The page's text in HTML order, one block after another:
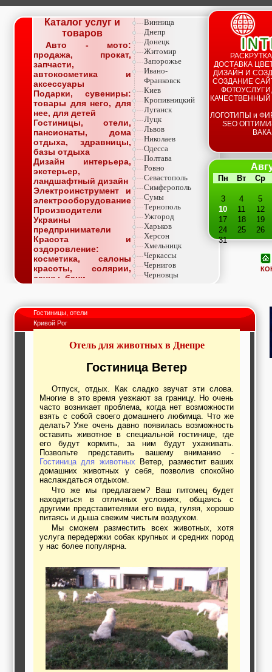
Каталог услуг и
товаров
Авто - мото:
продажа, прокат,
запчасти,
автокосметика и
аксессуары
Подарки, сувениры:
товары для него, для
нее, для детей
Гостиницы, отели,
пансионаты, дома
отдыха, здравницы,
базы отдыха
Дизайн интерьера,
экстерьер,
ландшафтный дизайн
Электроинструмент и
электрооборудование
Производители
Украины
предприниматели
Красота и
оздоровление:
косметика, салоны
красоты, солярии,
сауны, бани
продажа, съем
Окна, стекло,
витражи, входные
светопразрачные
Образование и наука,
тренинги, семинары,
повышение
квалификации
Промышленное
оборудование:
заводы, предприятия,
фабрики, легкая
промышленность,
металлургия
Развлечения и
активный отдых:
спортклубы, фитнес,
бильярд, боулинг,
кино, спорттовары,
экстим
Строительство и
ремонт: проектные
работы,
отделочные
материалы,
строительные
машины и техника,
все для
коммуникаций
Туризм, отдых,
путешествия,
авиакомпании, ж/д
перевозки,
пансионаты, отели,
Винница
Днепр
Донецк
Житомир
Запорожье
Ивано-
Франковск
Киев
Кропивницкий
Луганск
Луцк
Львов
Николаев
Одесса
Полтава
Ровно
Севастополь
Симферополь
Сумы
Тернополь
Ужгород
Харьков
Херсон
Хмельницк
Черкассы
Чернигов
Черновцы
ДОСТАВКА
ДИЗАЙН И
СОЗДАНИЕ
ЛОГОТИПЫ и
SEO
Пн Вт Ср
3 4
5
10
11
12
17
18
19
24
25
26
31
Гостиницы, отели
Кривой Рог
Отель для животных в Днепре
Гостиница Ветер
Отпуск, отдых. Как сладко звучат эти слова.
Многие в это время уезжают за границу. Но очень
часто возникает проблема, когда нет возможности
взять с собой своего домашнего любимца. Что же
делать? Уже очень давно появилась возможность
оставить животное в специальной гостинице, где
его будут кормить, за ним будут ухаживать.
Позвольте представить вашему вниманию -
Гостиница для животных Ветер, разместит ваших
домашних животных у себя, позволив спокойно
наслаждаться отдыхом.
Что же мы предлагаем? Ваш питомец будет
находиться в отличных условиях, общаясь с
другими представителями его вида, гуляя, хорошо
питаясь и дыша свежим чистым воздухом.
Мы сможем разместить всех животных, хотя
услуга передержки собак крупных и средних пород
у нас более популярна.